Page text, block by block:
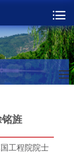
旌
工程院院士